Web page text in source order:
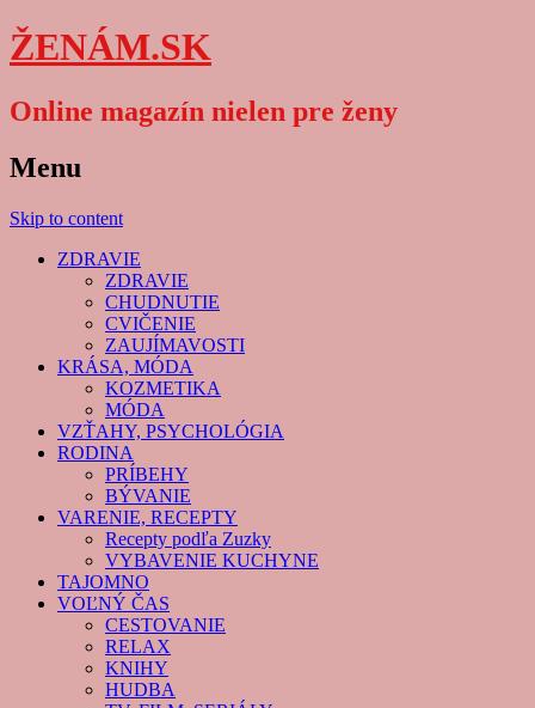
ŽENÁM.SK
Online magazín nielen pre ženy
Menu
Skip to content
ZDRAVIE
ZDRAVIE
CHUDNUTIE
CVIČENIE
ZAUJÍMAVOSTI
KRÁSA, MÓDA
KOZMETIKA
MÓDA
VZŤAHY, PSYCHOLÓGIA
RODINA
PRÍBEHY
BÝVANIE
VARENIE, RECEPTY
Recepty podľa Zuzky
VYBAVENIE KUCHYNE
TAJOMNO
VOĽNÝ ČAS
CESTOVANIE
RELAX
KNIHY
HUDBA